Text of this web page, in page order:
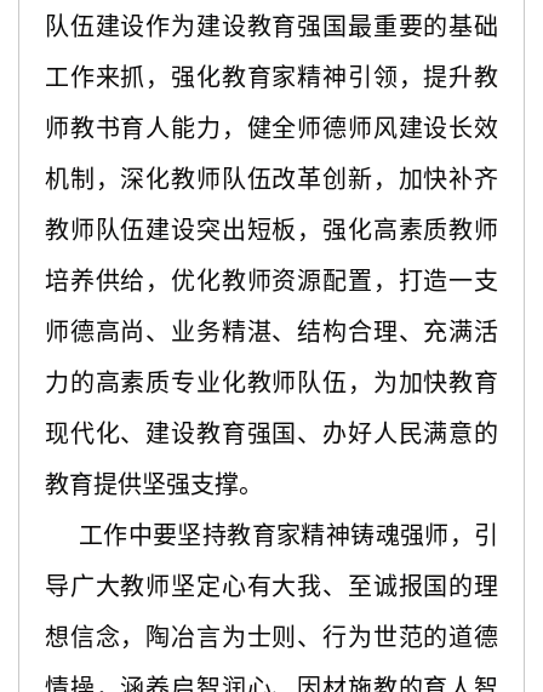
队伍建设作为建设教育强国最重要的基础
工作来抓，强化教育家精神引领，提升教
师教书育人能力，健全师德师风建设长效
机制，深化教师队伍改革创新，加快补齐
教师队伍建设突出短板，强化高素质教师
培养供给，优化教师资源配置，打造一支
师德高尚、业务精湛、结构合理、充满活
力的高素质专业化教师队伍，为加快教育
现代化、建设教育强国、办好人民满意的
教育提供坚强支撑。
工作中要坚持教育家精神铸魂强师，引
导广大教师坚定心有大我、至诚报国的理
想信念，陶冶言为士则、行为世范的道德